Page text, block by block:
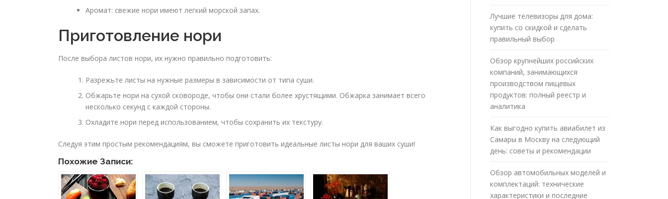
Аромат: свежие нори имеют легкий морской запах.
Приготовление нори
После выбора листов нори, их нужно правильно подготовить:
Разрежьте листы на нужные размеры в зависимости от типа суши.
Обжарьте нори на сухой сковороде, чтобы они стали более хрустящими. Обжарка занимает всего
несколько секунд с каждой стороны.
Охладите нори перед использованием, чтобы сохранить их текстуру.
Следуя этим простым рекомендациям, вы сможете приготовить идеальные листы нори для ваших суши!
Похожие Записи:
Лучшие телевизоры для дома:
купить со скидкой и сделать
правильный выбор
Обзор крупнейших российских
компаний, занимающихся
производством пищевых
продуктов: полный реестр и
аналитика
Как выгодно купить авиабилет из
Самары в Москву на следующий
день: советы и рекомендации
Обзор автомобильных моделей и
комплектаций: технические
характеристики и последние